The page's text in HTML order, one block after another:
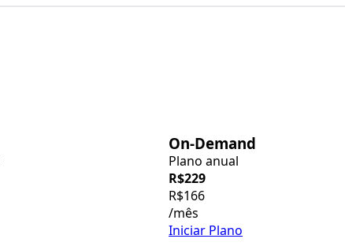
On-Demand
Plano anual
R$229
R$166
/mês
Iniciar Plano